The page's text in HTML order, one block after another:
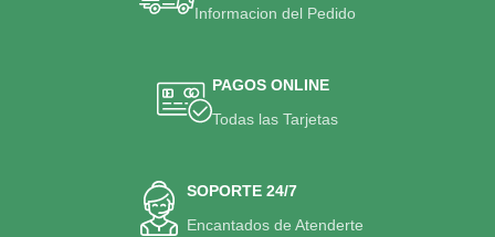
Informacion del Pedido
PAGOS ONLINE
Todas las Tarjetas
SOPORTE 24/7
Encantados de Atenderte